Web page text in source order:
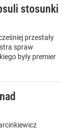
stosunki
przestały
spraw
były premier